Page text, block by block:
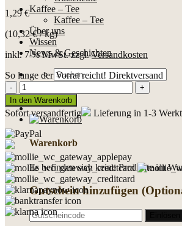
Kaffee – Tee
Kaffee – Tee
Über uns
Wissen
News & Geschichten
Suche
nach:
Warenkorb
Es befinden sich keine Produkte im
Gutschein hinzufügen
1,29€
(10,32€/kg)
inkl. 7 % MwSt. zzgl.Versandkosten
So lange der Vorrat reicht! Direktversand
Grissini
Pizza
125g
Packung
Menge
In den Warenkorb
Sofort versandfertig Lieferung in 1-3